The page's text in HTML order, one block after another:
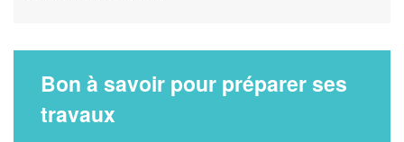
Bon à savoir pour préparer ses
travaux